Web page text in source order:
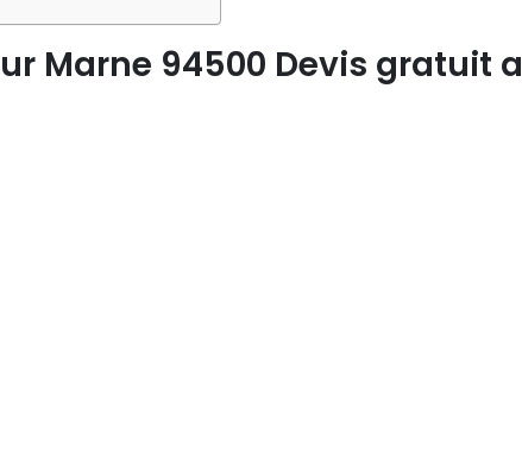
Marne 94500 Devis gratuit